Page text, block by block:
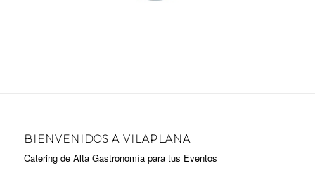
BIENVENIDOS A VILAPLANA
Catering de Alta Gastronomía para tus Eventos